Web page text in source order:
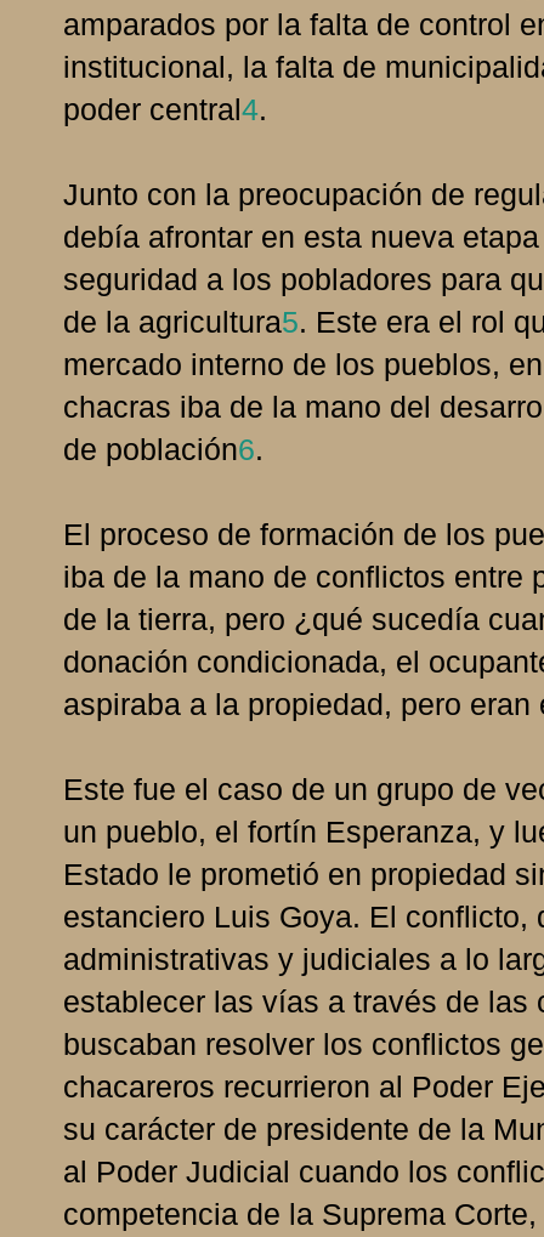
amparados por la falta de control
institucional, la falta de
poder central4.
Junto con la preocupación de
debía afrontar en esta nueva
seguridad a los pobladores para
de la agricultura5. Este era el rol
mercado interno de los pueblos,
chacras iba de la mano del
de población6.
El proceso de formación de los
iba de la mano de conflictos entre
de la tierra, pero ¿qué sucedía
donación condicionada, el
aspiraba a la propiedad, pero
Este fue el caso de un grupo de
un pueblo, el fortín Esperanza, y
Estado le prometió en propiedad
estanciero Luis Goya. El
administrativas y judiciales a lo
establecer las vías a través de
buscaban resolver los conflictos
chacareros recurrieron al Poder
su carácter de presidente de la
al Poder Judicial cuando los
competencia de la Suprema